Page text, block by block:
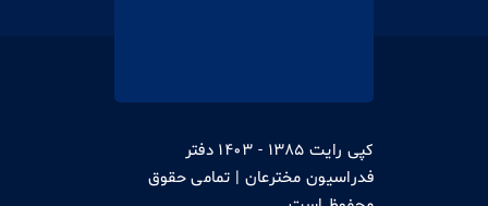
کپی رایت 1385 - 1403 دفتر
فدراسیون مخترعان | تمامی حقوق